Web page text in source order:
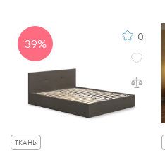
39% 0
ТКАНЬ